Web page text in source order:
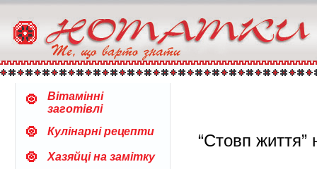
Вітамінні
заготівлі
Кулінарні рецепти
Хазяйці на замітку
“Стовп життя”